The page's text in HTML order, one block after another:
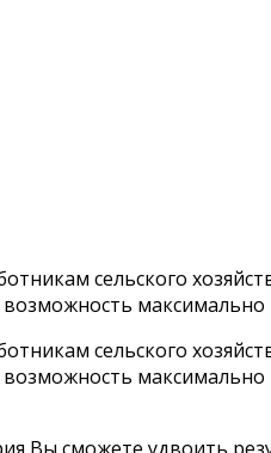
сельского
сельского
Вы сможете удвоить